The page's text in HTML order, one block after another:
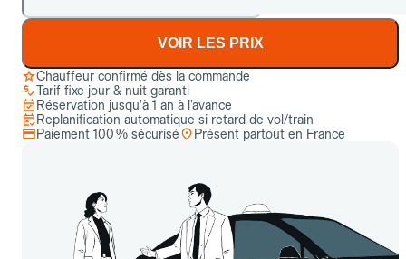
VOIR LES PRIX
Chauffeur confirmé dès la commande
Tarif fixe jour & nuit garanti
Réservation jusqu’à 1 an à l’avance
Replanification automatique si retard de vol/train
Paiement 100 % sécurisé
Présent partout en France